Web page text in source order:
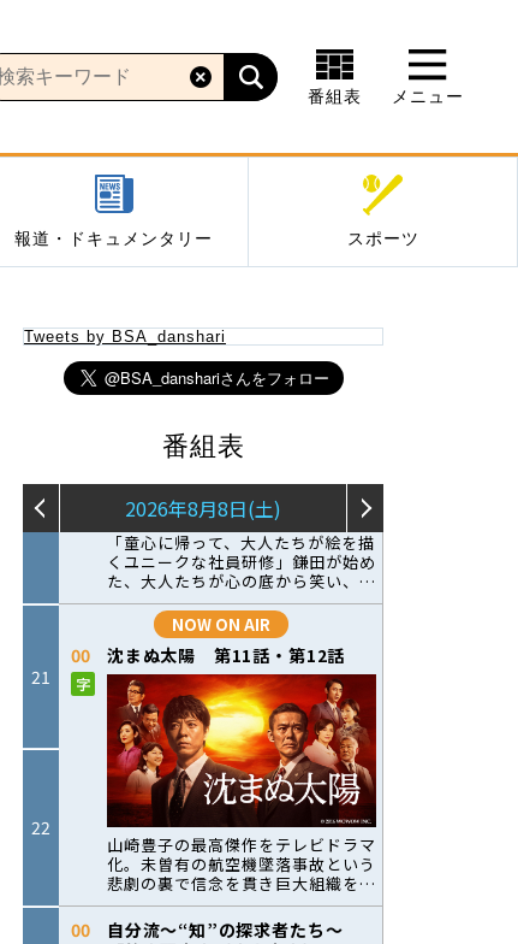
番組表 メニュー
報道・ドキュメンタリー スポーツ
Tweets by BSA_danshari
番組表